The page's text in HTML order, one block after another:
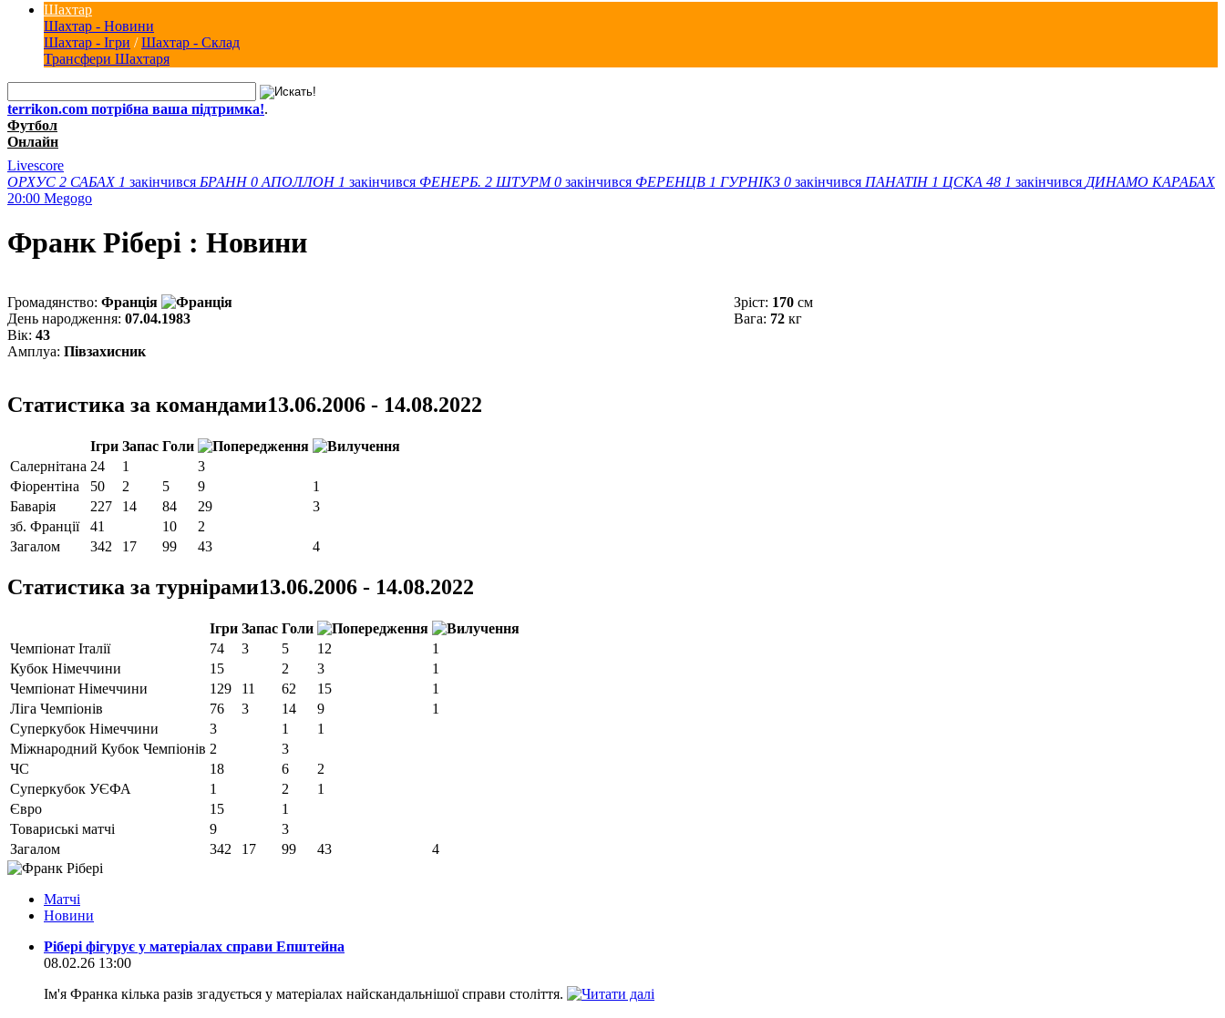
Шахтар
Шахтар - Новини
Шахтар - Ігри /Шахтар - Склад
Трансфери Шахтаря
terrikon.com потрібна ваша підтримка!.
Футбол
Онлайн
Livescore
ОРХУС 2 САБАХ 1 закінчився БРАНН 0 АПОЛЛОН 1 закінчився ФЕНЕРБ. 2 ШТУРМ 0 закінчився ФЕРЕНЦВ 1 ГУРНІКЗ 0 закінчився ПАНАТІН 1 ЦСКА 48 1 закінчився ДИНАМО КАРАБАХ
20:00 Megogo
Франк Рібері : Новини
Громадянство: Франція
День народження: 07.04.1983
Вік: 43
Амплуа: Півзахисник
Зріст: 170см
Вага: 72кг
Статистика за командами13.06.2006 - 14.08.2022
Ігри Запас Голи
Салернітана 24 1
3
Фіорентіна‎
50 2 5 9
1
Баварія
227 14 84 29
3
зб. Франції
41 10
2
Загалом
342 17 99 43 4
Статистика за турнірами13.06.2006 - 14.08.2022
Ігри Запас Голи
Чемпіонат Італії
74 3 5 12
1
Кубок Німеччини
15 2 3
1
Чемпіонат Німеччини
129 11 62 15
1
Ліга Чемпіонів
76 3 14 9
1
Суперкубок Німеччини
3 1
1
Міжнародний Кубок Чемпіонів 2
3
ЧС
18 6
2
Суперкубок УЄФА
1 2
1
Євро
15
1
Товариські матчі
9
3
Загалом
342 17 99 43 4
Матчi
Новини
Рібері фігурує у матеріалах справи Епштейна
08.02.26 13:00
Ім'я Франка кілька разів згадується у матеріалах найскандальнішої справи століття.